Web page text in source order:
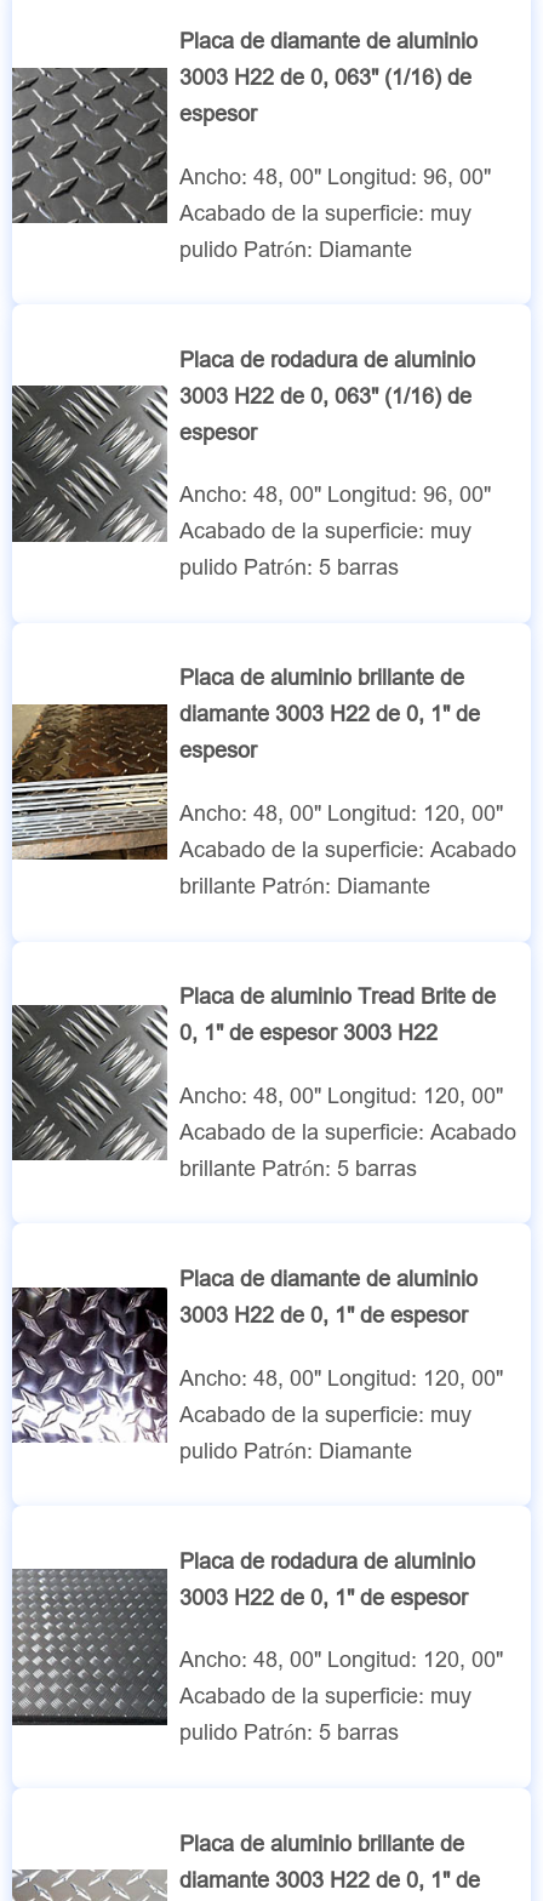
Placa de diamante de aluminio
3003 H22 de 0, 063" (1/16) de
espesor
Ancho: 48, 00" Longitud: 96, 00"
Acabado de la superficie: muy
pulido Patrón: Diamante
Placa de rodadura de aluminio
3003 H22 de 0, 063" (1/16) de
espesor
Ancho: 48, 00" Longitud: 96, 00"
Acabado de la superficie: muy
pulido Patrón: 5 barras
Placa de aluminio brillante de
diamante 3003 H22 de 0, 1" de
espesor
Ancho: 48, 00" Longitud: 120, 00"
Acabado de la superficie: Acabado
brillante Patrón: Diamante
Placa de aluminio Tread Brite de
0, 1" de espesor 3003 H22
Ancho: 48, 00" Longitud: 120, 00"
Acabado de la superficie: Acabado
brillante Patrón: 5 barras
Placa de diamante de aluminio
3003 H22 de 0, 1" de espesor
Ancho: 48, 00" Longitud: 120, 00"
Acabado de la superficie: muy
pulido Patrón: Diamante
Placa de rodadura de aluminio
3003 H22 de 0, 1" de espesor
Ancho: 48, 00" Longitud: 120, 00"
Acabado de la superficie: muy
pulido Patrón: 5 barras
Placa de aluminio brillante de
diamante 3003 H22 de 0, 1" de